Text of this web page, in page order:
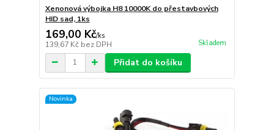
Xenonová výbojka H8 10000K do přestavbových
HID sad, 1ks
169,00 Kč/ks
139,67 Kč bez DPH Skladem
Přidat do košíku
Novinka